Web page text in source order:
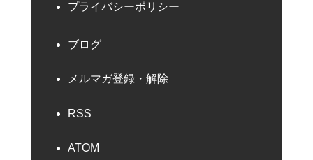
プライバシーポリシー
ブログ
メルマガ登録・解除
RSS
ATOM